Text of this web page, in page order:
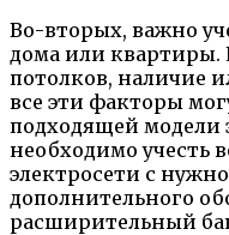
Во-вторых, важно
дома или
потолков, наличие
все эти факторы
подходящей модели
необходимо учесть
электросети с
дополнительного
расширительный